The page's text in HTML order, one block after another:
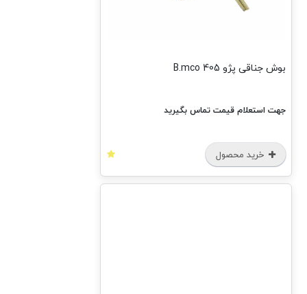
بوش جناقی پژو 405 B.mco
جهت استعلام قیمت تماس بگیرید
خرید محصول